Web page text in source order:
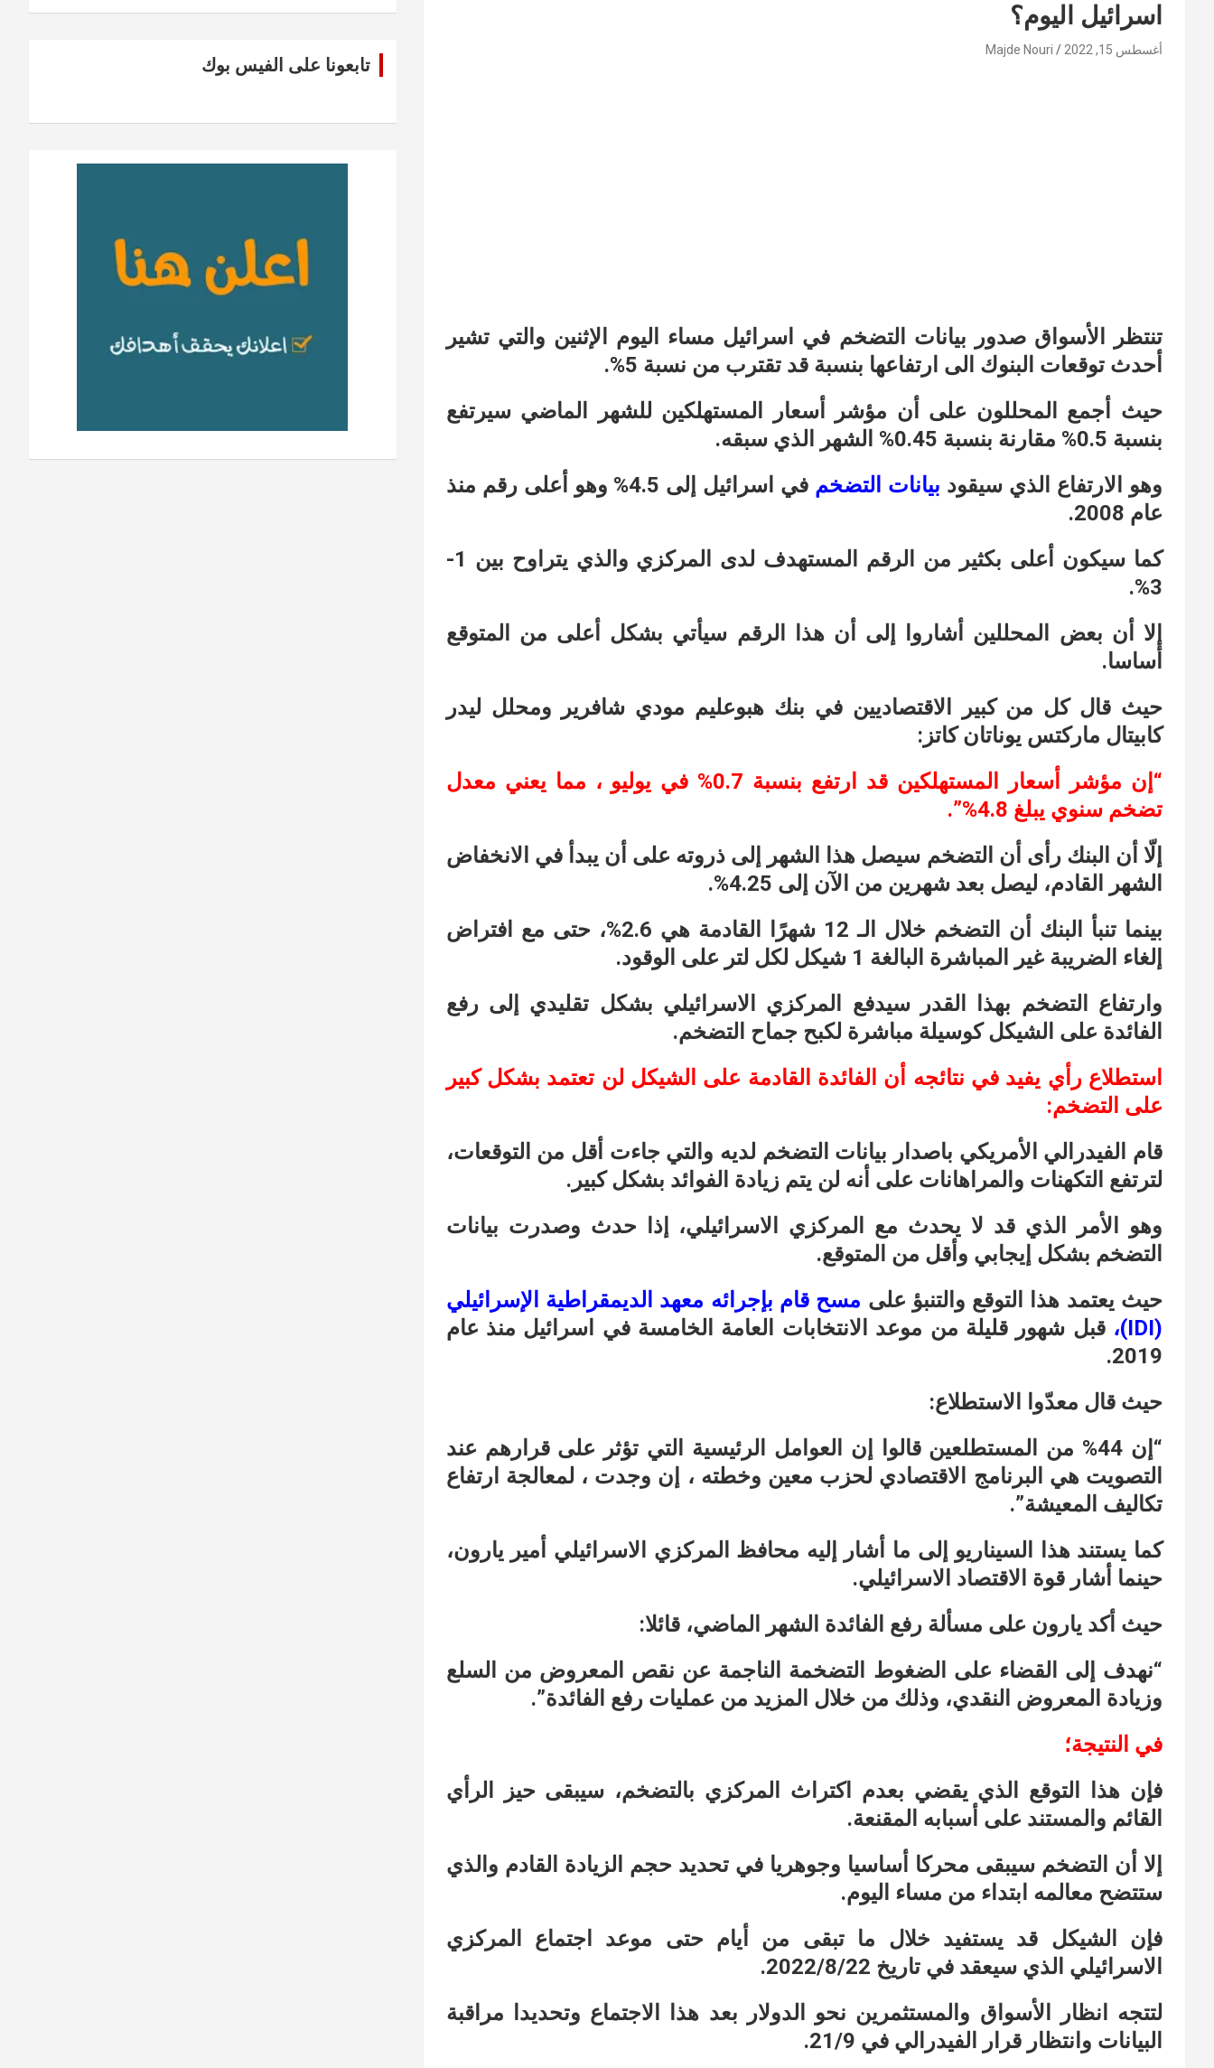
اسرائيل اليوم؟
أغسطس 15, 2022 Majde Nouri
تنتظر الأسواق صدور بيانات التضخم في اسرائيل مساء اليوم الإثنين والتي تشير
أحدث توقعات البنوك الى ارتفاعها بنسبة قد تقترب من نسبة 5%.
حيث أجمع المحللون على أن مؤشر أسعار المستهلكين للشهر الماضي سيرتفع
بنسبة 0.5% مقارنة بنسبة 0.45% الشهر الذي سبقه.
وهو الارتفاع الذي سيقود بيانات التضخم
في اسرائيل إلى 4.5% وهو أعلى رقم منذ
عام 2008.
كما سيكون أعلى بكثير من الرقم المستهدف لدى المركزي والذي يتراوح بين 1-
3%.
إلا أن بعض المحللين أشاروا إلى أن هذا الرقم سيأتي بشكل أعلى من المتوقع
أساسا.
حيث قال كل من كبير الاقتصاديين في بنك هبوعليم مودي شافرير ومحلل ليدر
كابيتال ماركتس يوناتان كاتز:
“إن مؤشر أسعار المستهلكين قد ارتفع بنسبة 0.7% في يوليو ، مما يعني معدل
تضخم سنوي يبلغ 4.8%”.
إلّا أن البنك رأى أن التضخم سيصل هذا الشهر إلى ذروته على أن يبدأ في الانخفاض
الشهر القادم، ليصل بعد شهرين من الآن إلى 4.25%.
بينما تنبأ البنك أن التضخم خلال الـ 12 شهرًا القادمة هي 2.6%، حتى مع افتراض
إلغاء الضريبة غير المباشرة البالغة 1 شيكل لكل لتر على الوقود.
وارتفاع التضخم بهذا القدر سيدفع المركزي الاسرائيلي بشكل تقليدي إلى رفع
الفائدة على الشيكل كوسيلة مباشرة لكبح جماح التضخم.
استطلاع رأي يفيد في نتائجه أن الفائدة القادمة على الشيكل لن تعتمد بشكل كبير
على التضخم:
قام الفيدرالي الأمريكي باصدار بيانات التضخم لديه والتي جاءت أقل من التوقعات،
لترتفع التكهنات والمراهانات على أنه لن يتم زيادة الفوائد بشكل كبير.
وهو الأمر الذي قد لا يحدث مع المركزي الاسرائيلي، إذا حدث وصدرت بيانات
التضخم بشكل إيجابي وأقل من المتوقع.
حيث يعتمد هذا التوقع والتنبؤ على مسح قام بإجرائه معهد الديمقراطية الإسرائيلي
(IDI)، قبل شهور قليلة من موعد الانتخابات العامة الخامسة في اسرائيل منذ عام
2019.
حيث قال معدّوا الاستطلاع:
“إن 44% من المستطلعين قالوا إن العوامل الرئيسية التي تؤثر على قرارهم عند
التصويت هي البرنامج الاقتصادي لحزب معين وخطته ، إن وجدت ، لمعالجة ارتفاع
تكاليف المعيشة”.
كما يستند هذا السيناريو إلى ما أشار إليه محافظ المركزي الاسرائيلي أمير يارون،
حينما أشار قوة الاقتصاد الاسرائيلي.
حيث أكد يارون على مسألة رفع الفائدة الشهر الماضي، قائلا:
“نهدف إلى القضاء على الضغوط التضخمة الناجمة عن نقص المعروض من السلع
وزيادة المعروض النقدي، وذلك من خلال المزيد من عمليات رفع الفائدة”.
في النتيجة؛
فإن هذا التوقع الذي يقضي بعدم اكتراث المركزي بالتضخم، سيبقى حيز الرأي
القائم والمستند على أسبابه المقنعة.
إلا أن التضخم سيبقى محركا أساسيا وجوهريا في تحديد حجم الزيادة القادم والذي
ستتضح معالمه ابتداء من مساء اليوم.
فإن الشيكل قد يستفيد خلال ما تبقى من أيام حتى موعد اجتماع المركزي
الاسرائيلي الذي سيعقد في تاريخ 2022/8/22.
لتتجه انظار الأسواق والمستثمرين نحو الدولار بعد هذا الاجتماع وتحديدا مراقبة
البيانات وانتظار قرار الفيدرالي في 21/9.
تابعونا على الفيس بوك